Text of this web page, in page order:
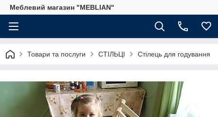
Меблевий магазин "MEBLIAN"
Товари та послуги СТІЛЬЦІ Стілець для годування